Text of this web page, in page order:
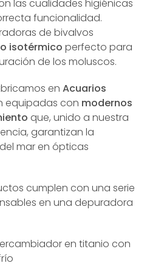
las cualidades higiénicas
funcionalidad.
de bivalvos
isotérmico perfecto para
de los moluscos.
en Acuarios
equipadas con modernos
que, unido a nuestra
garantizan la
mar en ópticas
cumplen con una serie
en una depuradora
en titanio con